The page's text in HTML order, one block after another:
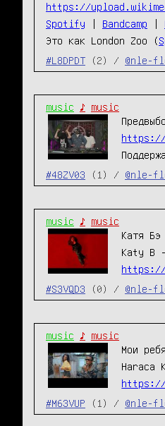
https://
Spotify
Bandcamp
Это как London Zoo (
#L8DPDT
(2) / @nle-
music ♪
music
https://
#48ZV03
(1) / @nle-
music ♪
music
Катя
Katy B
https://
#S3VQD3
(0) / @nle-
music ♪
music
Мои
Haraca
https://
#M63VUP
(1) / @nle-